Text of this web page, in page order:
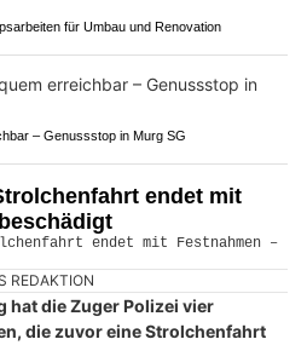
für Umbau und Renovation
– Genussstop in Murg SG
endet mit
REDAKTION
hat die Zuger Polizei vier
die zuvor eine Strolchenfahrt